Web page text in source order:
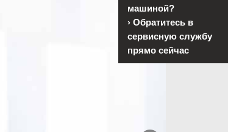
машиной?
› Обратитесь в
сервисную службу
прямо сейчас